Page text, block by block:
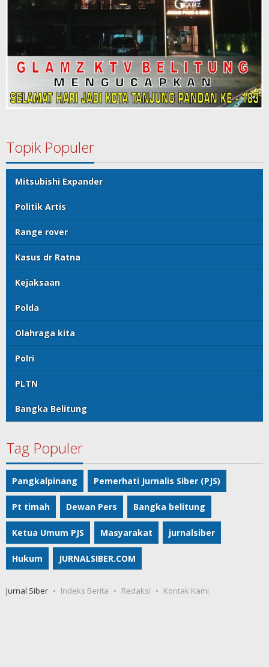
Topik Populer
Mitsubishi Expander
Politik Artis
Range rover
Kasus dr Ratna
Kejaksaan
Polda
Olahraga kita
Polri
PLTN
Bangka Belitung
Tag Populer
Pangkalpinang Pemerhati Jurnalis Siber (PJS)
Pt timah Dewan Pers Bangka belitung
Ketua Umum PJS Masyarakat jurnalsiber
Hukum JURNALSIBER.COM
Jurnal Siber Indeks Berita Redaksi Kontak Kami